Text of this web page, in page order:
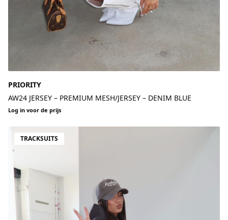
PRIORITY
AW24 JERSEY – PREMIUM MESH/JERSEY – DENIM BLUE
Log in voor de prijs
TRACKSUITS